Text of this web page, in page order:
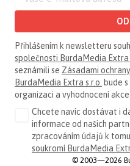
Přihlášením k newsletteru
společnosti BurdaMedia Extra
seznámili se Zásadami
BurdaMedia Extra s.r.o. bude
organizaci a vyhodnocení
Chcete navíc dostávat i
informace od našich
zpracováním údajů k
soukromí BurdaMedia
© 2003—2026